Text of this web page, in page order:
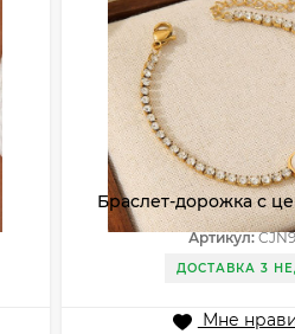
Браслет-дорожка с
вставкой в форме
Артикул:
ДОСТАВКА 3
Мне